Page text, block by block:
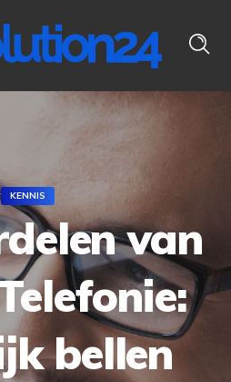
KENNIS
van
bellen